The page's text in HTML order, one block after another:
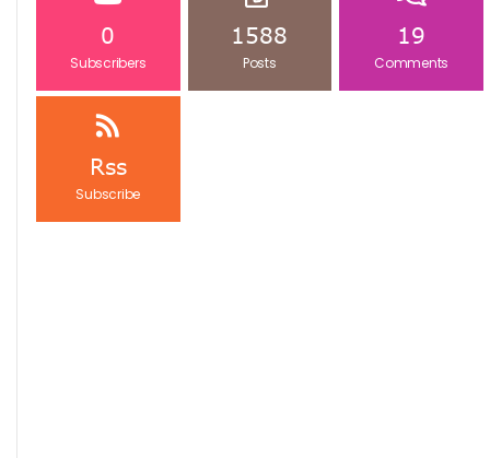
0
Subscribers
1588
Posts
19
Comments
Rss
Subscribe